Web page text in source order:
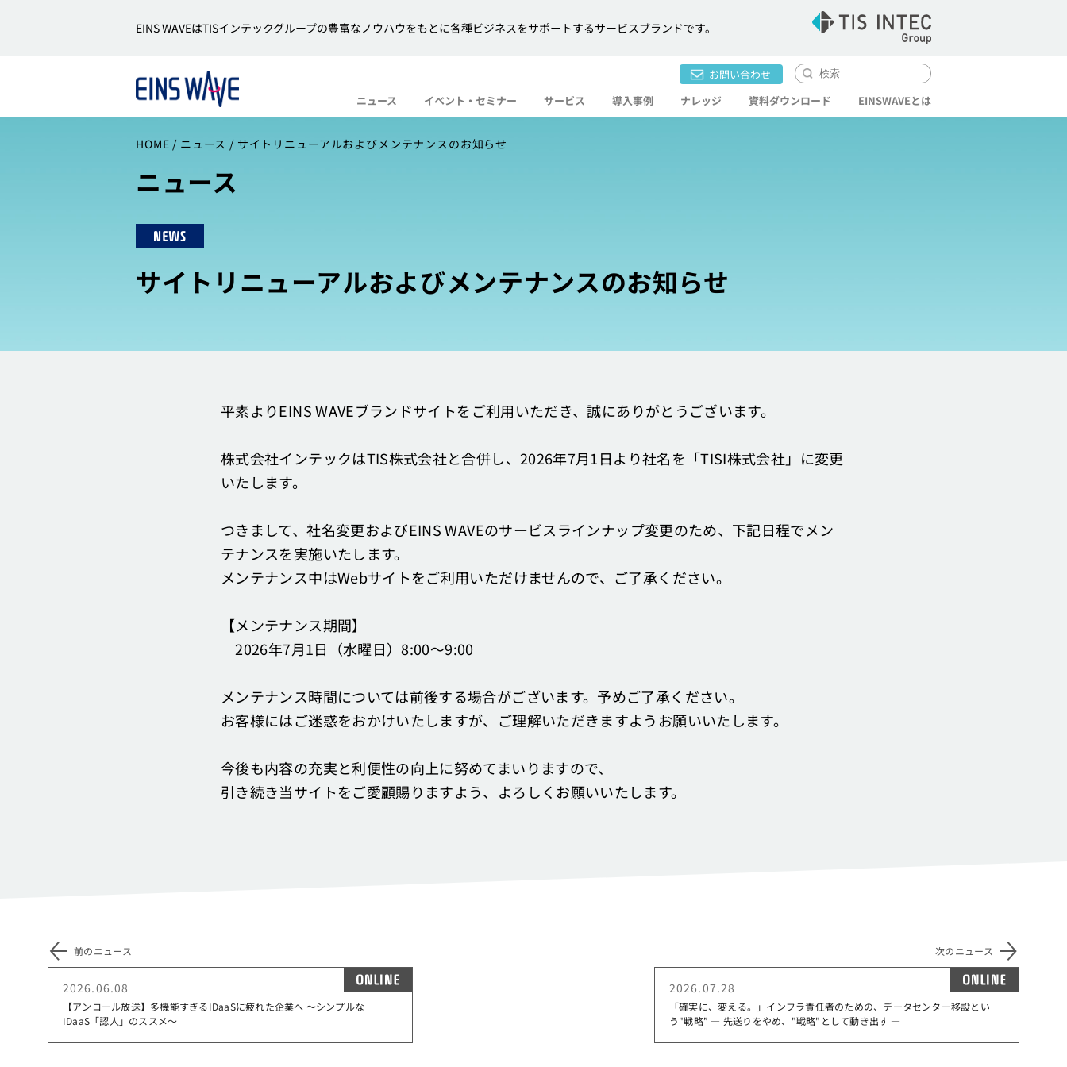
EINS WAVEはTISインテックグループの豊富なノウハウをもとに各種ビジネスをサポートするサービスブランドです。
お問い合わせ
ニュース
イベント・ セミナー サービス 導入事例 ナレッジ 資料ダウンロード EINSWAVEとは
HOME ニュース サイトリニューアルおよびメンテナンスのお知らせ
ニュース
サイトリニューアルおよびメンテナンスのお知らせ
平素よりEINS WAVEブランドサイトをご利用いただき、誠にありがとうございます。
株式会社インテックはTIS株式会社と合併し、2026年7月1日より社名を「TISI株式会社」に変更
いたします。
つきまして、社名変更およびEINS WAVEのサービスラインナップ変更のため、下記日程でメン
テナンスを実施いたします。
メンテナンス中はWebサイトをご利用いただけませんので、ご了承ください。
【メンテナンス期間】
2026年7月1日（水曜日）8:00～9:00
メンテナンス時間については前後する場合がございます。予めご了承ください。
お客様にはご迷惑をおかけいたしますが、ご理解いただきますようお願いいたします。
今後も内容の充実と利便性の向上に努めてまいりますので、
引き続き当サイトをご愛顧賜りますよう、よろしくお願いいたします。
前のニュース
2026.06.08
【アンコール放送】多機能すぎるIDaaSに疲れた企業へ ～シンプルな
IDaaS「認人」のススメ～
次のニュース
2026.07.28
「確実に、変える。」インフラ責任者のための、データセンター移設とい
う"戦略” ― 先送りをやめ、"戦略"として動き出す ―